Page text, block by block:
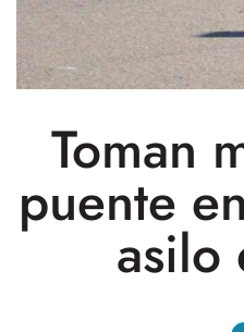
Toman
puente
asilo